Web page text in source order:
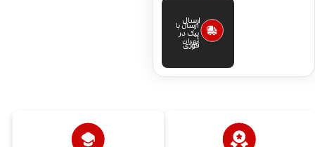
ارسال
فوری
ارسال با
پیک در
تهران